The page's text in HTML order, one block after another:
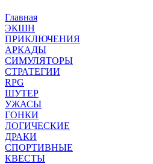
Главная
ЭКШН
ПРИКЛЮЧЕНИЯ
АРКАДЫ
СИМУЛЯТОРЫ
СТРАТЕГИИ
RPG
ШУТЕР
УЖАСЫ
ГОНКИ
ЛОГИЧЕСКИЕ
ДРАКИ
СПОРТИВНЫЕ
КВЕСТЫ